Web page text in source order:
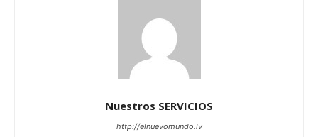
Nuestros SERVICIOS
http://elnuevomundo.lv